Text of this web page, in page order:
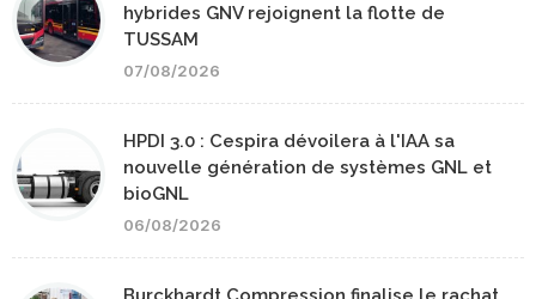
hybrides GNV rejoignent la flotte de
TUSSAM
07/08/2026
HPDI 3.0 : Cespira dévoilera à l'IAA sa
nouvelle génération de systèmes GNL et
bioGNL
06/08/2026